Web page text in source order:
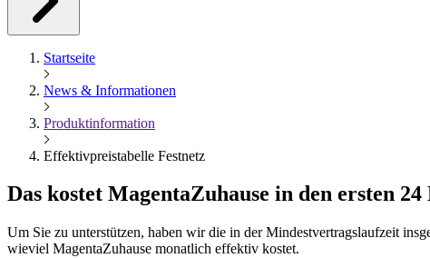
Startseite
News & Informationen
Produktinformation
Effektivpreistabelle Festnetz
Das kostet MagentaZuhause in den ersten
Um Sie zu unterstützen, haben wir die in der Mindestvertragslaufzeit
wieviel MagentaZuhause monatlich effektiv kostet.